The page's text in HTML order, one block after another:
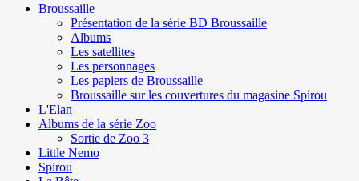
Broussaille
Présentation de la série BD Broussaille
Albums
Les satellites
Les personnages
Les papiers de Broussaille
Broussaille sur les couvertures du magasine Spirou
L'Elan
Albums de la série Zoo
Sortie de Zoo 3
Little Nemo
Spirou